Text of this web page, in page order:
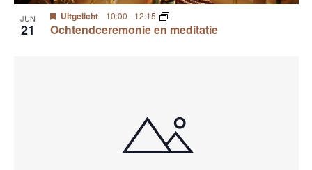
JUN
21 Ochtendceremonie en meditatie
Uitgelicht 10:00 - 12:15